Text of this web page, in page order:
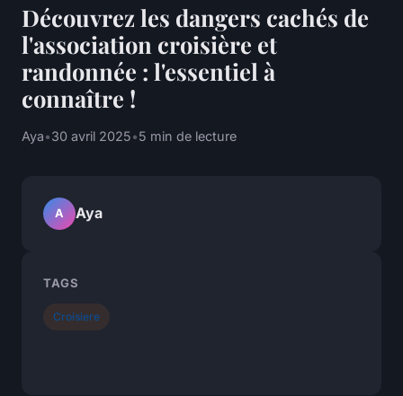
Découvrez les dangers cachés de
l'association croisière et
randonnée : l'essentiel à
connaître !
Aya•30 avril 2025•5 min de lecture
A Aya
TAGS
Croisiere